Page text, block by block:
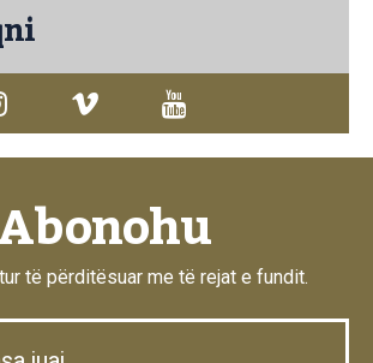
të përditësuar me të rejat e fundit.